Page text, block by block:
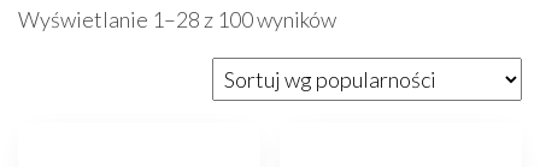
Wyświetlanie 1–28 z 100 wynikówPosortowane
według
popularności